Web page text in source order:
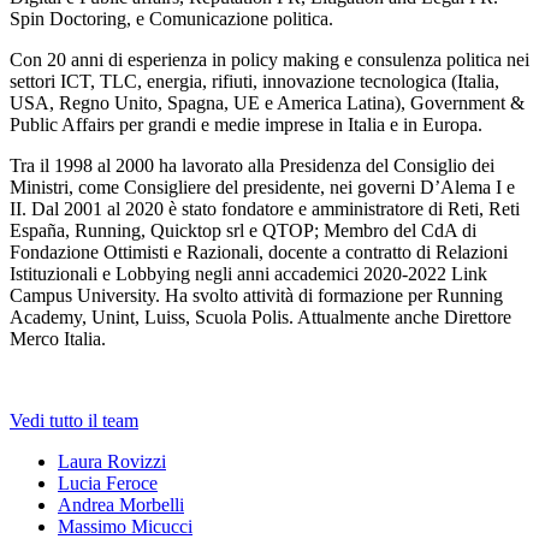
Spin Doctoring, e Comunicazione politica.
Con 20 anni di esperienza in policy making e consulenza politica nei
settori ICT, TLC, energia, rifiuti, innovazione tecnologica (Italia,
USA, Regno Unito, Spagna, UE e America Latina), Government &
Public Affairs per grandi e medie imprese in Italia e in Europa.
Tra il 1998 al 2000 ha lavorato alla Presidenza del Consiglio dei
Ministri, come Consigliere del presidente, nei governi D’Alema I e
II. Dal 2001 al 2020 è stato fondatore e amministratore di Reti, Reti
España, Running, Quicktop srl e QTOP; Membro del CdA di
Fondazione Ottimisti e Razionali, docente a contratto di Relazioni
Istituzionali e Lobbying negli anni accademici 2020-2022 Link
Campus University. Ha svolto attività di formazione per Running
Academy, Unint, Luiss, Scuola Polis. Attualmente anche Direttore
Merco Italia.
Vedi tutto il team
Laura Rovizzi
Lucia Feroce
Andrea Morbelli
Massimo Micucci